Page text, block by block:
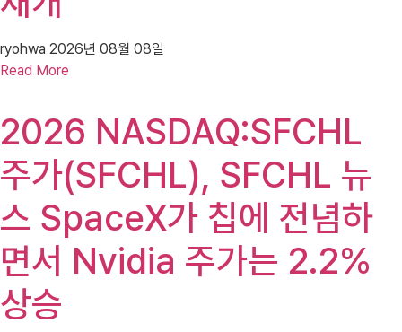
ryohwa 2026년 08월 08일
Read More
2026 NASDAQ:SFCHL
주가(SFCHL), SFCHL 뉴
스 SpaceX가 칩에 전념하
면서 Nvidia 주가는 2.2%
상승